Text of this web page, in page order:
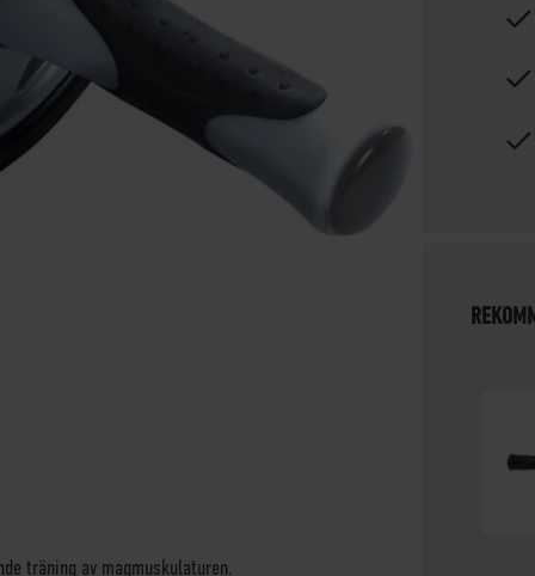
träning av magmuskulaturen.